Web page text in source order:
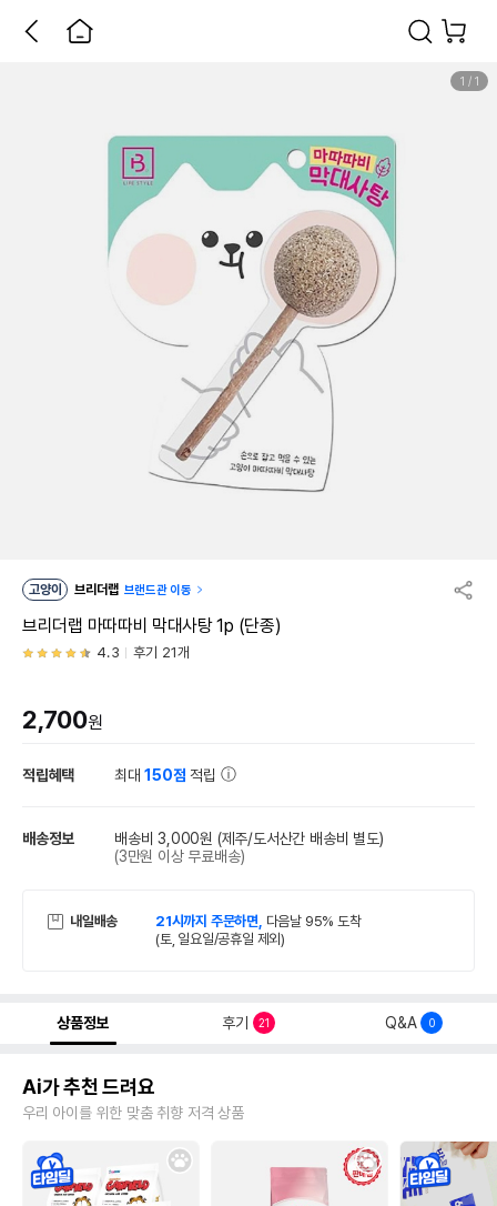
1 / 1
고양이 브리더랩 브랜드관 이동
브리더랩 마따따비 막대사탕 1p (단종)
4.3 후기 21개
2,700원
적립혜택 최대150점 적립
배송정보 배송비 3,000원 (제주/도서산간 배송비 별도)
(3만원 이상 무료배송)
내일배송 21시까지 주문하면, 다음날 95% 도착
(토, 일요일/공휴일 제외)
상품정보 후기 21 Q&A 0
Ai가 추천 드려요
우리 아이를 위한 맞춤 취향 저격 상품